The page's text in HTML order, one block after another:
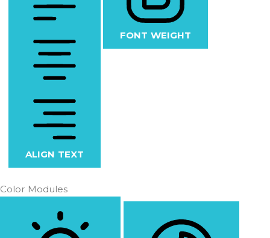
ALIGN TEXT
FONT WEIGHT
Color Modules